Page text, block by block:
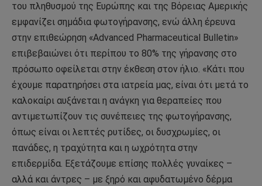
του πληθυσμού της Ευρώπης και της Βόρειας Αμερικής
εμφανίζει σημάδια φωτογήρανσης, ενώ άλλη έρευνα
στην επιθεώρηση «Advanced Pharmaceutical Bulletin»
επιβεβαιώνει ότι περίπου το 80% της γήρανσης στο
πρόσωπο οφείλεται στην έκθεση στον ήλιο. «Κάτι που
έχουμε παρατηρήσει στα ιατρεία μας, είναι ότι μετά το
καλοκαίρι αυξάνεται η ανάγκη για θεραπείες που
αντιμετωπίζουν τις συνέπειες της φωτογήρανσης,
όπως είναι οι λεπτές ρυτίδες, οι δυσχρωμίες, οι
πανάδες, η τραχύτητα και η ωχρότητα στην
επιδερμίδα. Εξετάζουμε επίσης πολλές γυναίκες –
αλλά και άντρες – με ξηρό και αφυδατωμένο δέρμα